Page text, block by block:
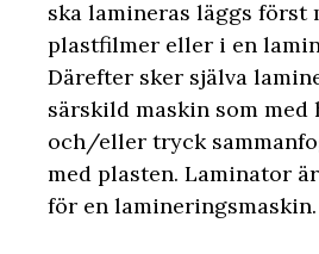
ska lamineras läggs först
plastfilmer eller i en
Därefter sker själva
särskild maskin som med
och/eller tryck
med plasten. Laminator
för en lamineringsmaskin.